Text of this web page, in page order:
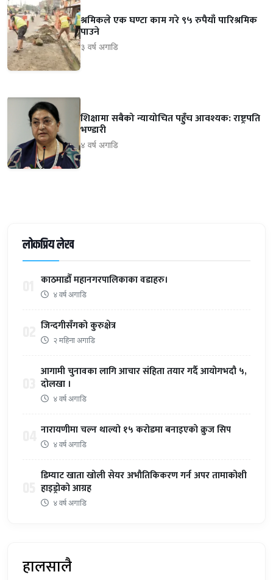
श्रमिकले एक घण्टा काम गरे ९५ रुपैयाँ पारिश्रमिक
पाउने
३ वर्ष अगाडि
शिक्षामा सबैको न्यायोचित पहुँच आवश्यक: राष्ट्रपति
भण्डारी
४ वर्ष अगाडि
लोकप्रिय लेख
काठमाडौँ महानगरपालिकाका वडाहरु।
४ वर्ष अगाडि
जिन्दगीसँगको कुरुक्षेत्र
२ महिना अगाडि
आगामी चुनावका लागि आचार संहिता तयार गर्दै आयोगभदौ ५,
दोलखा ।
४ वर्ष अगाडि
नारायणीमा चल्न थाल्यो १५ करोडमा बनाइएको क्रुज सिप
४ वर्ष अगाडि
डिम्याट खाता खोली सेयर अभौतिकिकरण गर्न अपर तामाकोशी
हाइड्रोको आग्रह
४ वर्ष अगाडि
हालसालै